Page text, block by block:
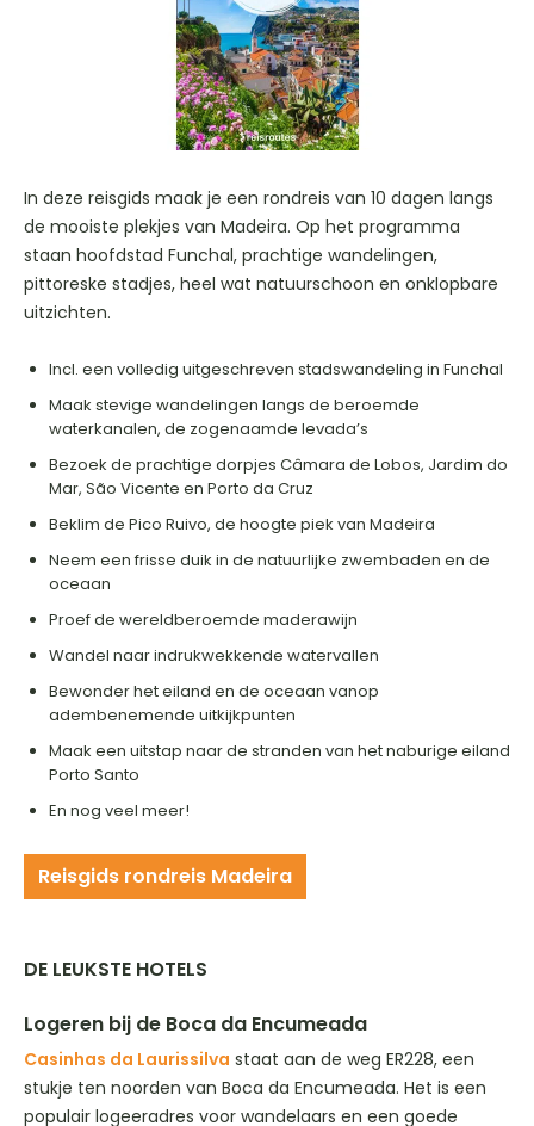
In deze reisgids maak je een rondreis van 10 dagen langs
de mooiste plekjes van Madeira. Op het programma
staan hoofdstad Funchal, prachtige wandelingen,
pittoreske stadjes, heel wat natuurschoon en onklopbare
uitzichten.
Incl. een volledig uitgeschreven stadswandeling in Funchal
Maak stevige wandelingen langs de beroemde
waterkanalen, de zogenaamde levada’s
Bezoek de prachtige dorpjes Câmara de Lobos, Jardim do
Mar, São Vicente en Porto da Cruz
Beklim de Pico Ruivo, de hoogte piek van Madeira
Neem een frisse duik in de natuurlijke zwembaden en de
oceaan
Proef de wereldberoemde maderawijn
Wandel naar indrukwekkende watervallen
Bewonder het eiland en de oceaan vanop
adembenemende uitkijkpunten
Maak een uitstap naar de stranden van het naburige eiland
Porto Santo
En nog veel meer!
Reisgids rondreis Madeira
DE LEUKSTE HOTELS
Logeren bij de Boca da Encumeada
Casinhas da Laurissilva staat aan de weg ER228, een
stukje ten noorden van Boca da Encumeada. Het is een
populair logeeradres voor wandelaars en een goede